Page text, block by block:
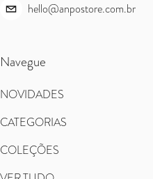
hello@anpostore.com.br
Navegue
NOVIDADES
CATEGORIAS
COLEÇÕES